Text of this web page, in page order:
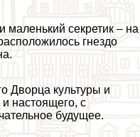
маленький секретик – на
гнездо
Дворца культуры и
настоящего, с
будущее.